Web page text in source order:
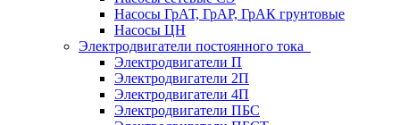
Насосы ГрАТ, ГрАР, ГрАК грунтовые
Насосы ЦН
Электродвигатели постоянного тока
Электродвигатели П
Электродвигатели 2П
Электродвигатели 4П
Электродвигатели ПБС